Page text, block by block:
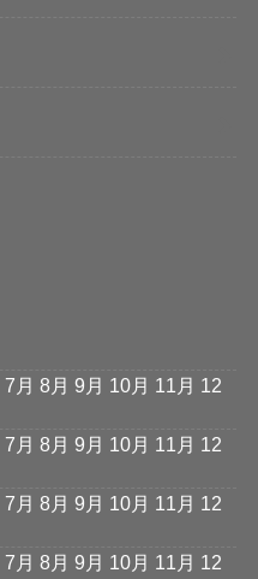
7月 8月 9月 10月 11月 12
7月 8月 9月 10月 11月 12
7月 8月 9月 10月 11月 12
7月 8月 9月 10月 11月 12